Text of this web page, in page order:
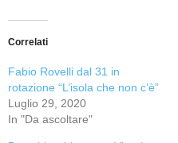
Correlati
Fabio Rovelli dal 31 in
rotazione “L’isola che non c’è”
Luglio 29, 2020
In "Da ascoltare"